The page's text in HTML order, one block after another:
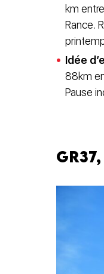
km
Rance.
Idée
88km
Pause